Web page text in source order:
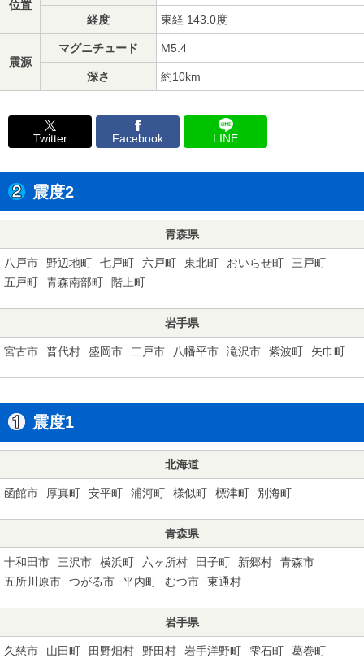
位置
経度 東経 143.0度
震源
マグニチュード M5.4
深さ 約10km
Twitter Facebook LINE
震度2
青森県
八戸市 野辺地町 七戸町 六戸町 東北町 おいらせ町
三戸町
五戸町
青森南部町 階上町
岩手県
宮古市 普代村 盛岡市 二戸市 八幡平市 滝沢市 紫波町 矢巾町
震度1
北海道
函館市 厚真町 安平町 浦河町 様似町 標津町 別海町
青森県
十和田市 三沢市 横浜町 六ヶ所村 田子町 新郷村
青森市
五所川原市
つがる市 平内町 むつ市 東通村
岩手県
久慈市 山田町 田野畑村 野田村 岩手洋野町 雫石町
葛巻町